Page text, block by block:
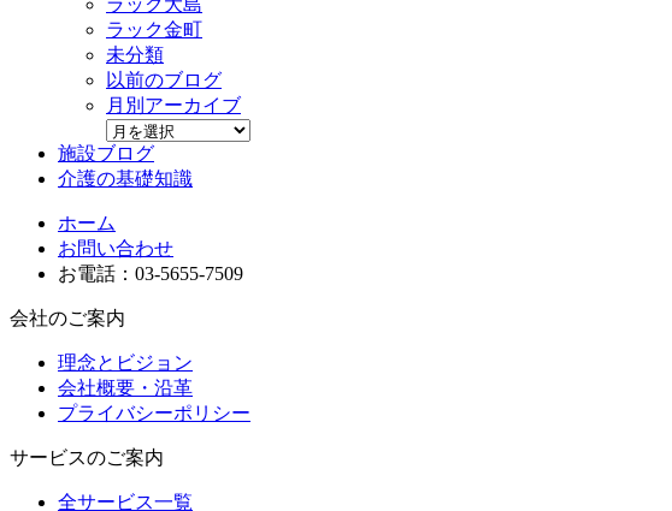
ラック金町
未分類
以前のブログ
月別アーカイブ
施設ブログ
介護の基礎知識
ホーム
お問い合わせ
お電話：03-5655-7509
会社のご案内
理念とビジョン
会社概要・沿革
プライバシーポリシー
サービスのご案内
全サービス一覧